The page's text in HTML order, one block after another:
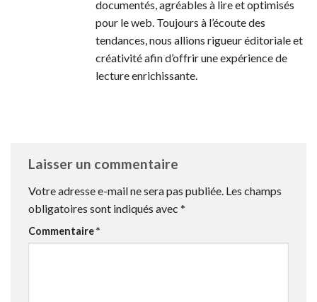
documentés, agréables à lire et optimisés
pour le web. Toujours à l’écoute des
tendances, nous allions rigueur éditoriale et
créativité afin d’offrir une expérience de
lecture enrichissante.
Laisser un commentaire
Votre adresse e-mail ne sera pas publiée. Les champs
obligatoires sont indiqués avec *
Commentaire*